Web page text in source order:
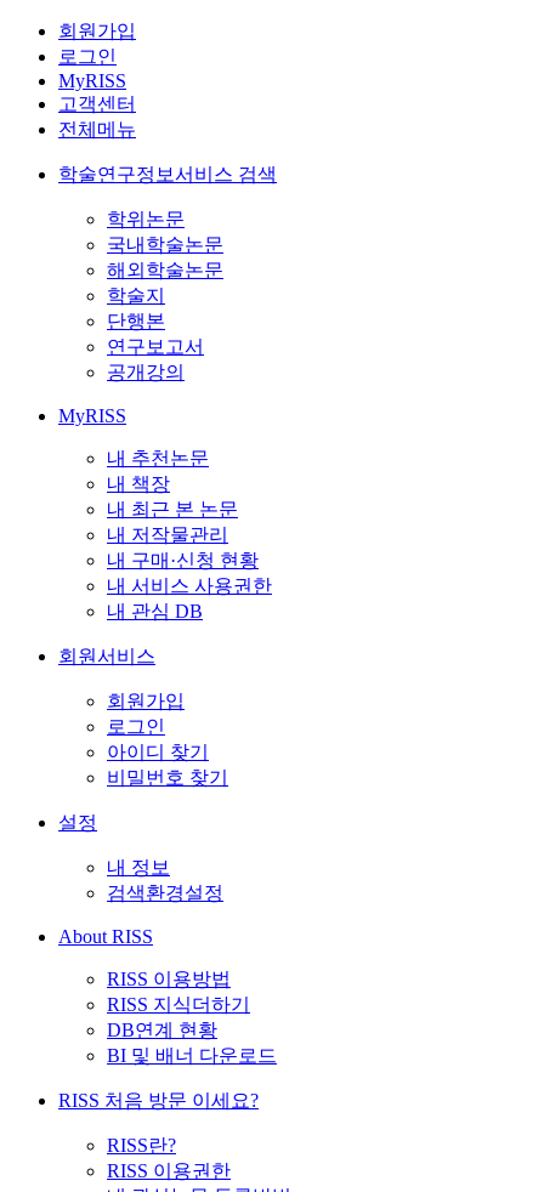
회원가입
로그인
MyRISS
고객센터
전체메뉴
학술연구정보서비스 검색
학위논문
국내학술논문
해외학술논문
학술지
단행본
연구보고서
공개강의
MyRISS
내 추천논문
내 책장
내 최근 본 논문
내 저작물관리
내 구매·신청 현황
내 서비스 사용권한
내 관심 DB
회원서비스
회원가입
로그인
아이디 찾기
비밀번호 찾기
설정
내 정보
검색환경설정
About RISS
RISS 이용방법
RISS 지식더하기
DB연계 현황
BI 및 배너 다운로드
RISS 처음 방문 이세요?
RISS란?
RISS 이용권한